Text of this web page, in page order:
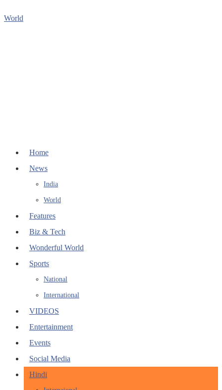
Home
News
India
World
Features
Biz & Tech
Wonderful World
Sports
National
International
VIDEOS
Entertainment
Events
Social Media
Hindi